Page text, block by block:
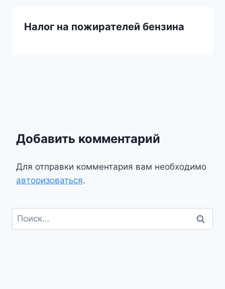
Налог на пожирателей бензина
Добавить комментарий
Для отправки комментария вам необходимо
авторизоваться.
Найти: